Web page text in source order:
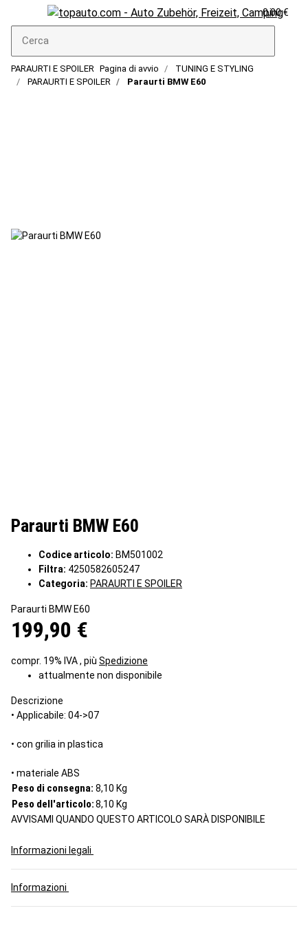
0,00 €
PARAURTI E SPOILER Pagina di avvio
TUNING E STYLING
PARAURTI E SPOILER
Paraurti BMW E60
Paraurti BMW E60
Codice articolo: BM501002
Filtra: 4250582605247
Categoria: PARAURTI E SPOILER
Paraurti BMW E60
199,90 €
compr. 19% IVA , più Spedizione
attualmente non disponibile
Descrizione
• Applicabile: 04->07
• con grilia in plastica
• materiale ABS
Peso di consegna: 8,10 Kg
Peso dell'articolo:8,10 Kg
AVVISAMI QUANDO QUESTO ARTICOLO SARÀ DISPONIBILE
Informazioni legali
Informazioni